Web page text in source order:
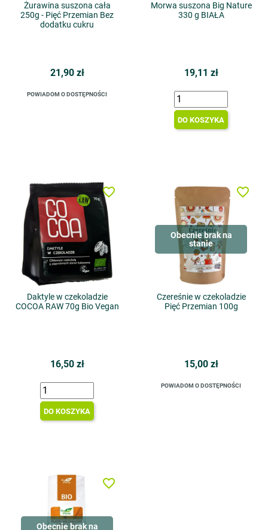
Żurawina suszona cała
250g - Pięć Przemian Bez
dodatku cukru
21,90 zł
POWIADOM O DOSTĘPNOŚCI
Morwa suszona Big Nature
330 g BIAŁA
19,11 zł
DO KOSZYKA
Daktyle w czekoladzie
COCOA RAW 70g Bio Vegan
16,50 zł
DO KOSZYKA
favorite_border
Obecnie brak na
stanie
Czereśnie w czekoladzie
Pięć Przemian 100g
15,00 zł
POWIADOM O DOSTĘPNOŚCI
favorite_border
Obecnie brak na
favorite_border